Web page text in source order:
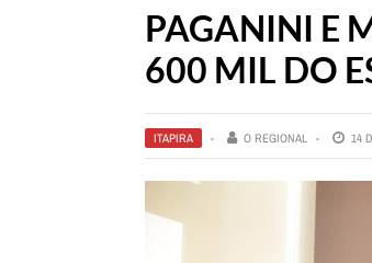
PAGANINI E
600 MIL DO
ITAPIRA O REGIONAL 14